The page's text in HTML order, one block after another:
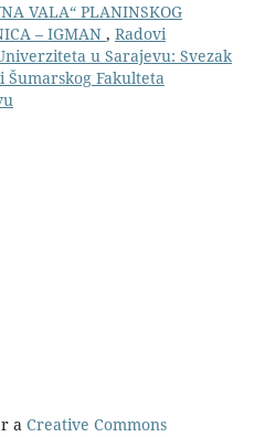
VALA“ PLANINSKOG
– IGMAN , Radovi
u Sarajevu: Svezak
Šumarskog Fakulteta
a Creative Commons